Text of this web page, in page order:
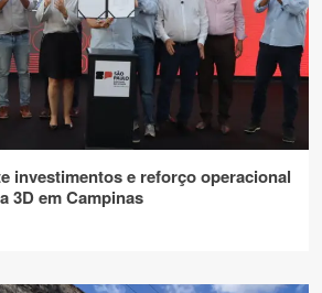
investimentos e reforço operacional
3D em Campinas